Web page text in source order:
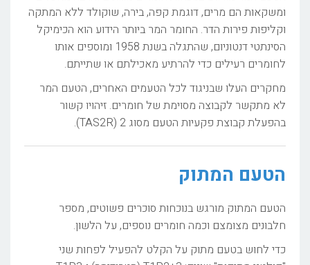
ומשקאות הם מרים, דוגמת קפה, בירה, שוקולד ללא המתקה
וקליפות פירות הדר. החומר המר ביותר הידוע הוא הכימיקל
הסינתטי דנטוניום, שהתגלה בשנת 1958 ומוספים אותו
לחומרים רעילים כדי להרתיע מאכילתם או שתייתם.
מחקרים העלו שבניגוד לכל הטעמים האחרים, הטעם המר
לא מתקשר לקבוצה מסוימת של חומרים. זיהויו קשור
בהפעלת קבוצת פקעיות הטעם מסוג 2 (TAS2R).
הטעם המתוק
הטעם המתוק מורגש בנוכחות סוכרים פשוטים, מספר
חלבונים מצומצם וכמה חומרים נוספים, על הלשון.
כדי לחוש בטעם מתוק על הקלט להפעיל לפחות שני